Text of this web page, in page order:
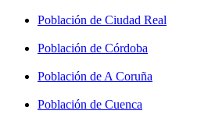
Población de Ciudad Real
Población de Córdoba
Población de A Coruña
Población de Cuenca